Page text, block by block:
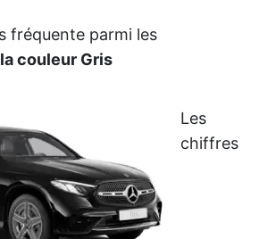
fréquente parmi les
la couleur Gris
Les
chiffres